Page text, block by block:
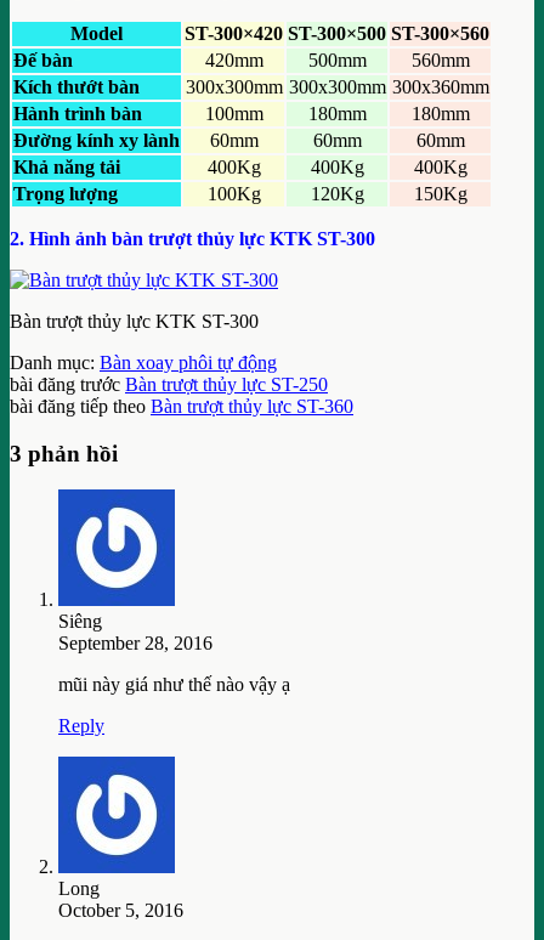
Model ST-300×420 ST-300×500 ST-300×560
Đế bàn
420mm 500mm
560mm
Kích thướt bàn
300x300mm 300x300mm 300x360mm
Hành trình bàn
100mm 180mm
180mm
Đường kính xy lành
60mm 60mm
60mm
Khả năng tải
400Kg 400Kg
400Kg
Trọng lượng
100Kg 120Kg 150Kg
2. Hình ảnh bàn trượt thủy lực KTK ST-300
Bàn trượt thủy lực KTK ST-300
Danh mục: Bàn xoay phôi tự động
bài đăng trước Bàn trượt thủy lực ST-250
bài đăng tiếp theo Bàn trượt thủy lực ST-360
3 phản hồi
Siêng
September 28, 2016
mũi này giá như thế nào vậy ạ
Reply
Long
October 5, 2016